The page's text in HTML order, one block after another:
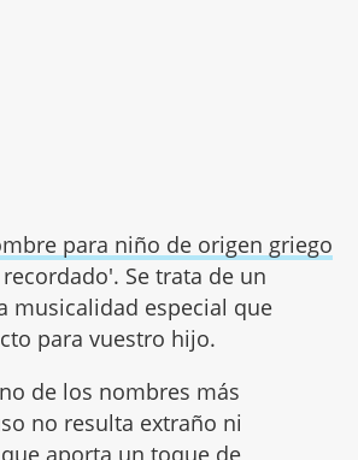
para niño de origen griego
Se trata de un
musicalidad especial que
para vuestro hijo.
de los nombres más
no resulta extraño ni
aporta un toque de